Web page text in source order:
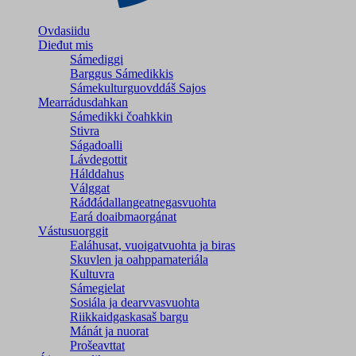
Ovdasiidu
Dieđut mis
Sámediggi
Barggus Sámedikkis
Sámekulturguovddáš Sajos
Mearrádusdahkan
Sámedikki čoahkkin
Stivra
Ságadoalli
Lávdegottit
Hálddahus
Válggat
Ráđđádallangeatnegas­vuohta
Eará doaibmaorgánat
Vástusuorggit
Ealáhusat, vuoigatvuohta ja biras
Skuvlen ja oahppamateriála
Kultuvra
Sámegielat
Sosiála ja dearvvasvuohta
Riikkaidgaskasaš bargu
Mánát ja nuorat
Prošeavttat